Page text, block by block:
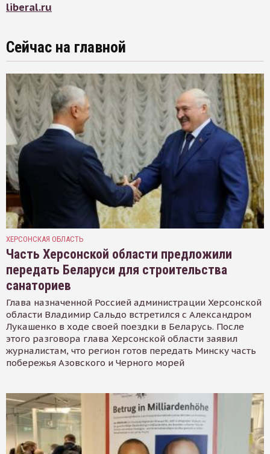
liberal.ru
Сейчас на главной
ХЕРСОНСКАЯ ОБЛАСТЬ
Часть Херсонской области предложили
передать Беларуси для строительства
санаториев
Глава назначенной Россией администрации Херсонской
области Владимир Сальдо встретился с Александром
Лукашенко в ходе своей поездки в Беларусь. После
этого разговора глава Херсонской области заявил
журналистам, что регион готов передать Минску часть
побережья Азовского и Черного морей